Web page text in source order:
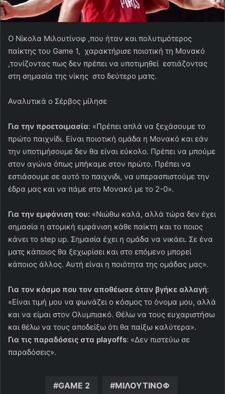
O Nίκολα Μιλουτίνοφ ,που ήταν και πολυτιμότερος
παίκτης του Game 1, χαρακτήρισε ποιοτική τη Μονακό
,τονίζοντας πως δεν πρέπει να υποτιμηθεί εστιάζοντας
στη σημασία της νίκης στο δεύτερο ματς.
Αναλυτικά ο Σέρβος μίλησε
Για την προετοιμασία: «Πρέπει απλά να ξεχάσουμε το
πρώτο παιχνίδι. Είναι ποιοτική ομάδα η Μονακό και εάν
την υποτιμήσουμε δεν θα είναι εύκολο. Πρέπει να μπούμε
στον αγώνα όπως μπήκαμε στον πρώτο. Πρέπει να
εστιάσουμε σε αυτό το παιχνιδι, να υπερασπιστούμε την
έδρα μας και να πάμε στο Μονακό με το 2-0».
Για την εμφάνιση του: «Νιώθω καλά, αλλά τώρα δεν έχει
σημασία η ατομική εμφάνιση κάθε παίκτη και το ποιος
κάνει το step up. Σημασία έχει η ομάδα να νικάει. Σε ένα
ματς κάποιος θα ξεχωρίσει και στο επόμενο μπορεί
κάποιος άλλος. Αυτή είναι η ποιότητα της ομάδας μας».
Για τον κόσμο που τον αποθέωσε όταν βγήκε αλλαγή:
«Είναι τιμή μου να φωνάζει ο κόσμος το όνομα μου, αλλά
και να είμαι στον Ολυμπιακό. Θέλω να τους ευχαριστήσω
και θέλω να τους αποδείξω ότι θα παίξω καλύτερα».
Για τις παραδόσεις στα playoffs: «Δεν πιστεύω σε
παραδόσεις».
GAME 2 ΜΙΛΟΥΤΙΝΟΦ